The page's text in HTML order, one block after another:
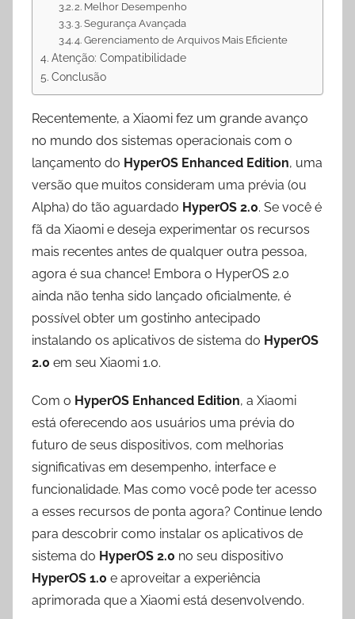
2. Melhor Desempenho
3. Segurança Avançada
4. Gerenciamento de Arquivos Mais Eficiente
Atenção: Compatibilidade
Conclusão
Recentemente, a Xiaomi fez um grande avanço
no mundo dos sistemas operacionais com o
lançamento do HyperOS Enhanced Edition, uma
versão que muitos consideram uma prévia (ou
Alpha) do tão aguardado HyperOS 2.0. Se você é
fã da Xiaomi e deseja experimentar os recursos
mais recentes antes de qualquer outra pessoa,
agora é sua chance! Embora o HyperOS 2.0
ainda não tenha sido lançado oficialmente, é
possível obter um gostinho antecipado
instalando os aplicativos de sistema do HyperOS
2.0 em seu Xiaomi 1.0.
Com o HyperOS Enhanced Edition, a Xiaomi
está oferecendo aos usuários uma prévia do
futuro de seus dispositivos, com melhorias
significativas em desempenho, interface e
funcionalidade. Mas como você pode ter acesso
a esses recursos de ponta agora? Continue lendo
para descobrir como instalar os aplicativos de
sistema do HyperOS 2.0 no seu dispositivo
HyperOS 1.0 e aproveitar a experiência
aprimorada que a Xiaomi está desenvolvendo.